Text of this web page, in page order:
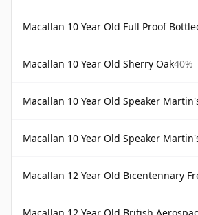
Macallan 10 Year Old Full Proof
Macallan 10 Year Old Sherry Oak40%
Macallan 10 Year Old Speaker
Macallan 10 Year Old Speaker
Macallan 12 Year Old Bicentennary French